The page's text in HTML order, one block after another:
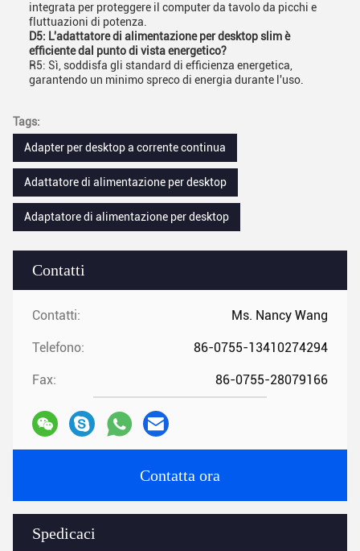
Contatti
Contatti: Ms. Nancy Wang
Telefono: 86-0755-13410274294
Fax: 86-0755-28079166
Contatta ora
Spedicaci
integrata per proteggere il computer da tavolo da picchi e
fluttuazioni di potenza.
D5: L'adattatore di alimentazione per desktop slim è
efficiente dal punto di vista energetico?
R5: Sì, soddisfa gli standard di efficienza energetica,
garantendo un minimo spreco di energia durante l'uso.
Tags:
Adapter per desktop a corrente continua
Adattatore di alimentazione per desktop
Adaptatore di alimentazione per desktop